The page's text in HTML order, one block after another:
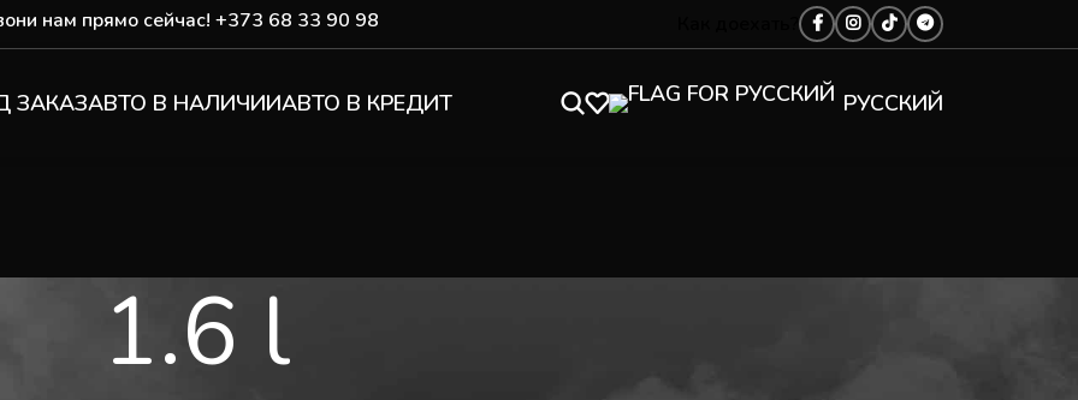
нам прямо сейчас! +373 68 33 90 98
ЗАКАЗАВТО В НАЛИЧИИАВТО В КРЕДИТ РУССКИЙ
1.6 l